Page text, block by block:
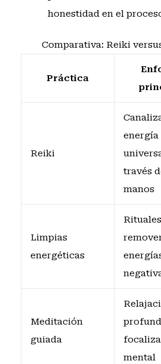
honestidad en el
Comparativa: Reiki
Práctica
Reiki
energía
través
manos
Limpias
energéticas
Meditación
guiada
mental